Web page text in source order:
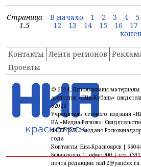
Страница
1.5
В начало 1 2 3 4 5
12
13 14 15 16 17
Контакты Лента регионов
Проекты
© 2014, Использованы
агентства «НИА-Кубань»
52023
Учредитель сетевого издания
ИА «Медиа-Регион»
ФС77-59710 выдано
года
Контакты: Ниа-Красноярск |
Белинского, 1, офис 700 | тел.
почта редакции: nia12@yandex.ru